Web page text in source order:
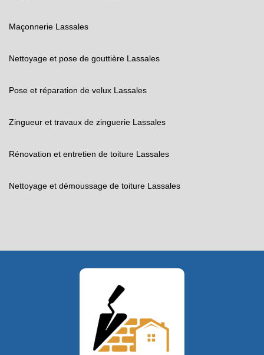
Maçonnerie Lassales
Nettoyage et pose de gouttière Lassales
Pose et réparation de velux Lassales
Zingueur et travaux de zinguerie Lassales
Rénovation et entretien de toiture Lassales
Nettoyage et démoussage de toiture Lassales